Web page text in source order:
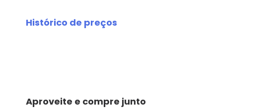
Histórico de preços
abril/2026
Aproveite e compre junto